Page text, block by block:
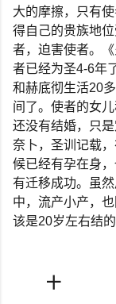
大的摩擦，只有
得自己的贵族地
者，迫害使者。
者已经为圣4-6年
和赫底彻生活20
间了。使者的女
还没有结婚，只是
奈卜，圣训记载
候已经有孕在身
有迁移成功。虽
中，流产小产，也
该是20岁左右结的
十